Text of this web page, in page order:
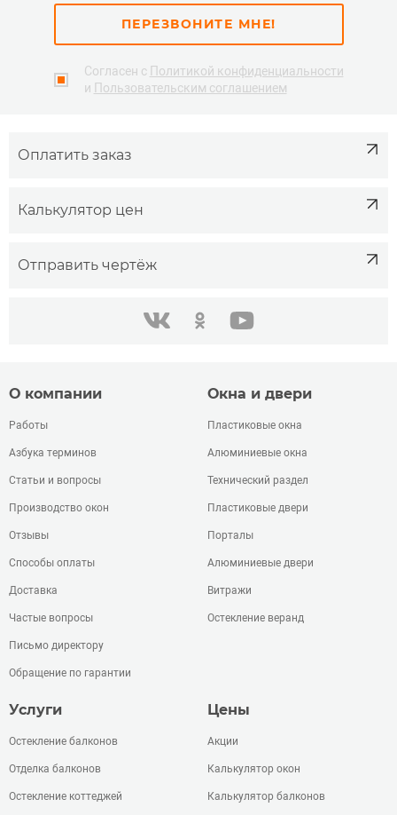
ПЕРЕЗВОНИТЕ МНЕ!
Согласен с Политикой конфиденциальности
и Пользовательским соглашением
Оплатить заказ
Калькулятор цен
Отправить чертёж
в контакте одноклассники youtube
О компании
Работы
Азбука терминов
Статьи и вопросы
Производство окон
Отзывы
Способы оплаты
Доставка
Частые вопросы
Письмо директору
Обращение по гарантии
Окна и двери
Пластиковые окна
Алюминиевые окна
Технический раздел
Пластиковые двери
Порталы
Алюминиевые двери
Витражи
Остекление веранд
Услуги
Остекление балконов
Отделка балконов
Остекление коттеджей
Цены
Акции
Калькулятор окон
Калькулятор балконов